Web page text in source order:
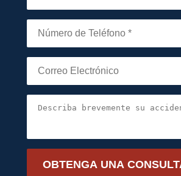
OBTENGA UNA